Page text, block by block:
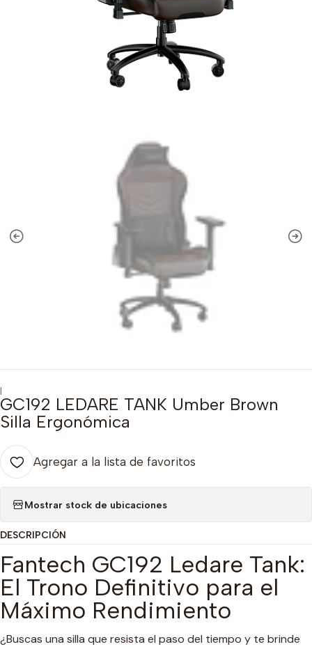
|
GC192 LEDARE TANK Umber Brown
Silla Ergonómica
Agregar a la lista de favoritos
Mostrar stock de ubicaciones
DESCRIPCIÓN
Fantech GC192 Ledare Tank:
El Trono Definitivo para el
Máximo Rendimiento
¿Buscas una silla que resista el paso del tiempo y te brinde